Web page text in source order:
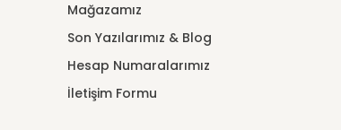
Mağazamız
Son Yazılarımız & Blog
Hesap Numaralarımız
İletişim Formu